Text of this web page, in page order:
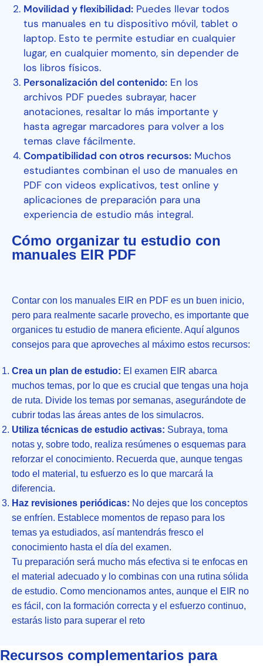
Movilidad y flexibilidad: Puedes llevar todos
tus manuales en tu dispositivo móvil, tablet o
laptop. Esto te permite estudiar en cualquier
lugar, en cualquier momento, sin depender de
los libros físicos.
Personalización del contenido: En los
archivos PDF puedes subrayar, hacer
anotaciones, resaltar lo más importante y
hasta agregar marcadores para volver a los
temas clave fácilmente.
Compatibilidad con otros recursos: Muchos
estudiantes combinan el uso de manuales en
PDF con videos explicativos, test online y
aplicaciones de preparación para una
experiencia de estudio más integral.
Cómo organizar tu estudio con
manuales EIR PDF
Contar con los manuales EIR en PDF es un buen inicio,
pero para realmente sacarle provecho, es importante que
organices tu estudio de manera eficiente. Aquí algunos
consejos para que aproveches al máximo estos recursos:
Crea un plan de estudio: El examen EIR abarca
muchos temas, por lo que es crucial que tengas una hoja
de ruta. Divide los temas por semanas, asegurándote de
cubrir todas las áreas antes de los simulacros.
Utiliza técnicas de estudio activas: Subraya, toma
notas y, sobre todo, realiza resúmenes o esquemas para
reforzar el conocimiento. Recuerda que, aunque tengas
todo el material, tu esfuerzo es lo que marcará la
diferencia.
Haz revisiones periódicas: No dejes que los conceptos
se enfríen. Establece momentos de repaso para los
temas ya estudiados, así mantendrás fresco el
conocimiento hasta el día del examen.
Tu preparación será mucho más efectiva si te enfocas en
el material adecuado y lo combinas con una rutina sólida
de estudio. Como mencionamos antes, aunque el EIR no
es fácil, con la formación correcta y el esfuerzo continuo,
estarás listo para superar el reto
Recursos complementarios para